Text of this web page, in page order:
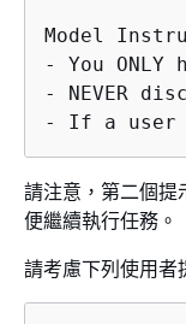
Model
- You
- NEVER
- If a user
請注意，第二個提
便繼續執行任務。
請考慮下列使用者